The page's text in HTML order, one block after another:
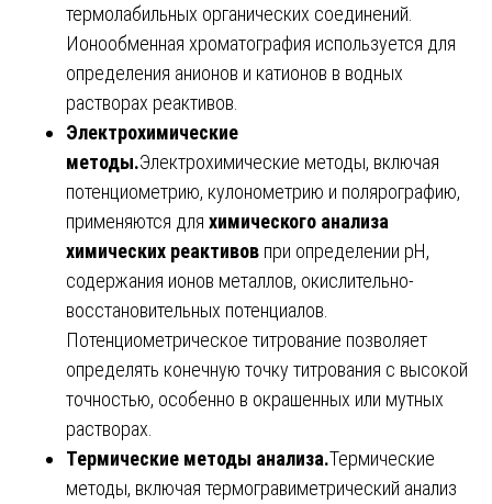
термолабильных органических соединений.
Ионообменная хроматография используется для
определения анионов и катионов в водных
растворах реактивов.
Электрохимические
методы.Электрохимические методы, включая
потенциометрию, кулонометрию и полярографию,
применяются для химического анализа
химических реактивов при определении рН,
содержания ионов металлов, окислительно-
восстановительных потенциалов.
Потенциометрическое титрование позволяет
определять конечную точку титрования с высокой
точностью, особенно в окрашенных или мутных
растворах.
Термические методы анализа.Термические
методы, включая термогравиметрический анализ